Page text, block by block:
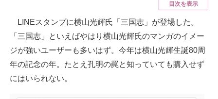
ITの今と未来を見通す
スマホと通信の最新トレンド
進化するPCとデバイスの未来
目次を表示
LINEスタンプに横山光輝氏「三国志」が登場した。
「三国志」といえばやはり横山光輝氏のマンガのイメー
ジが強いユーザーも多いはず。今年は横山光輝生誕80周
年の記念の年。たとえ孔明の罠と知っていても購入せず
にはいられない。